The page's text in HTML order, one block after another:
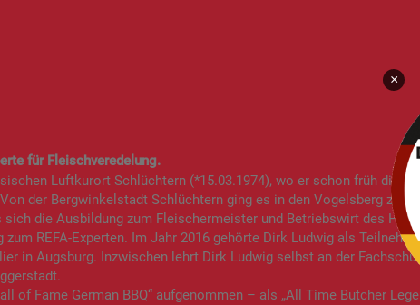
für Fleischveredelung.
Luftkurort Schlüchtern (*15.03.1974), wo er schon früh die
der Bergwinkelstadt Schlüchtern ging es in den Vogelsberg zur
die Ausbildung zum Fleischermeister und Betriebswirt des
REFA-Experten. Im Jahr 2016 gehörte Dirk Ludwig als
in Augsburg. Inzwischen lehrt Dirk Ludwig selbst an der
of Fame German BBQ“ aufgenommen – als „All Time Butcher
×